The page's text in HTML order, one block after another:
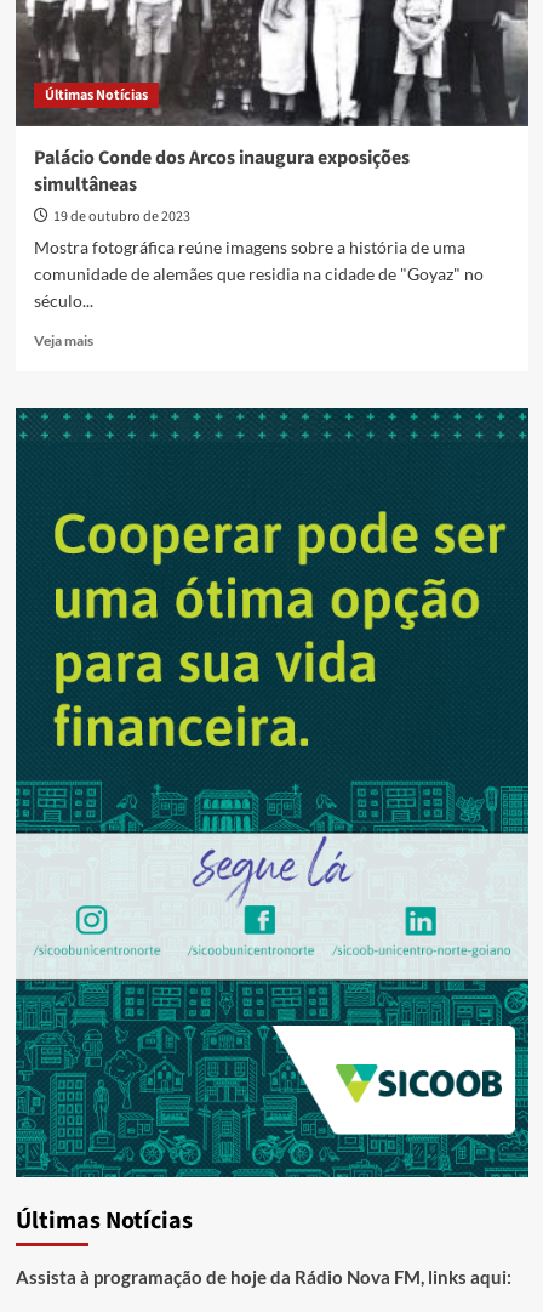
Últimas Notícias
Palácio Conde dos Arcos inaugura exposições
simultâneas
19 de outubro de 2023
Mostra fotográfica reúne imagens sobre a história de uma
comunidade de alemães que residia na cidade de "Goyaz" no
século...
Veja maisRead
Palácio
Conde
exposições
simultâneas
Últimas Notícias
Assista à programação de hoje da Rádio Nova FM, links aqui: